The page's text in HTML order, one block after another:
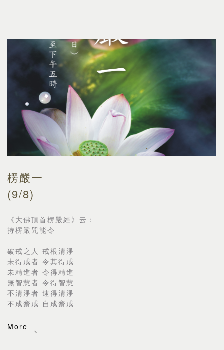
楞嚴一
(9/8)
《大佛頂首楞嚴經》云：
持楞嚴咒能令
破戒之人 戒根清淨
未得戒者 令其得戒
未精進者 令得精進
無智慧者 令得智慧
不清淨者 速得清淨
不成齋戒 自成齋戒
More